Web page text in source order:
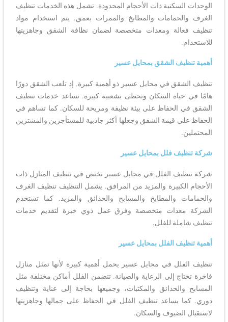
الوحدات السكنية ذات الأحجام المحدودة. تشمل هذه الخدمات تنظيف
الغرف والحمامات والمطابخ والممرات بعمق. يتم استخدام مواد
تنظيف فعالة ومعدات متخصصة لضمان نظافة الشقق وجاهزيتها
للاستخدام.
أهمية تنظيف الشقق بمحايل عسير
تنظيف الشقق في محايل عسير ذو أهمية كبيرة. إذ تلعب الشقق دورًا
هامًا في حياة السكان وتحظى بشعبية كبيرة. تساعد خدمات تنظيف
الشقق في الحفاظ على بيئة نظيفة ومريحة للسكان. كما تساهم في
الحفاظ على قيمة الشقق وجعلها أكثر جاذبية للمستأجرين والمشترين
المحتملين.
شركة تنظيف فلل بمحايل عسير
شركة تنظيف الفلل في محايل عسير تختص في تنظيف المنازل ذات
الأحجام الكبيرة والمزيد من المرافق. يشمل التنظيف تنظيف الغرف
والحمامات والمطابخ والمسابح والحدائق والمزيد. كما تستخدم
الشركة معدات متخصصة وفرق عمل ذوي خبرة لتقديم خدمات
تنظيف شاملة للفلل.
أهمية تنظيف الفلل بمحايل عسير
تنظيف الفلل في محايل عسير يحمل أهمية كبيرة لأنها تمثل منازل
فاخرة تحتاج إلى الرعاية والصيانة. تتضمن الفلل أماكن مختلفة مثل
المسابح والحدائق والمكتبات، وجميعها بحاجة إلى عناية وتنظيف
دوري. كما يساعد تنظيف الفلل في الحفاظ على جمالها وجاهزيتها
لاستقبال الضيوف والسكان.